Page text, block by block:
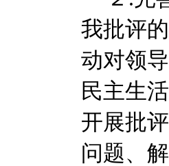
我批评
动对领
民主生
开展批
问题、